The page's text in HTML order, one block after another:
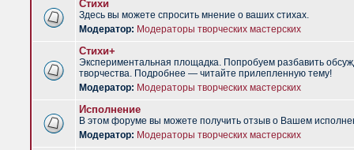
Стихи
Здесь вы можете спросить мнение о ваших стихах.
Модератор: Модераторы творческих мастерских
Стихи+
Экспериментальная площадка. Попробуем разбавить
творчества. Подробнее — читайте прилепленную тему!
Модератор: Модераторы творческих мастерских
Исполнение
В этом форуме вы можете получить отзыв о Вашем
Модератор: Модераторы творческих мастерских